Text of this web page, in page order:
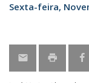
Sexta-feira,